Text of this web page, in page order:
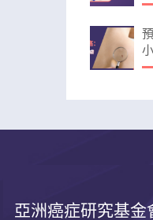
亞洲癌症研究基金